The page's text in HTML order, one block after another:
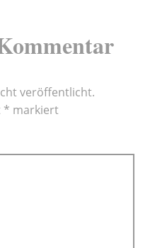
veröffentlicht.
* markiert